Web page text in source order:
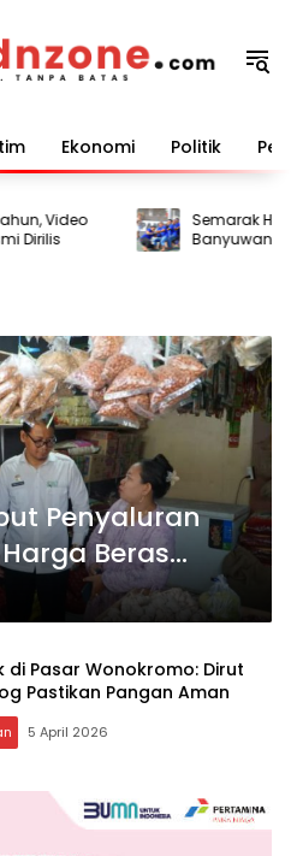
Ekonomi Politik
Video
Semarak HUT
Banyuwangi
bagi Warga
Penyaluran
Beras
di Pasar Wonokromo: Dirut
Pastikan Pangan Aman
5 April 2026